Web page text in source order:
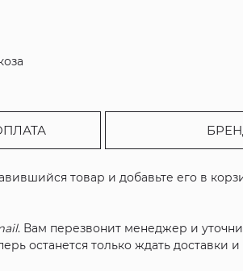
товар и добавьте его в
. Вам перезвонит менеджер и
останется только ждать доставки и